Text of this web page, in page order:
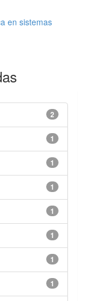
en sistemas
2
1
1
1
1
1
1
1